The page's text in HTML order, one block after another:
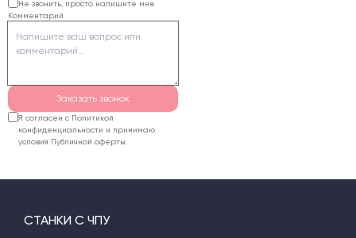
комплектацию и
рассчитают стоимость
поставки.
Не звонить, просто напишите мне
Комментарий
Заказать звонок
Я согласен с Политикой
конфиденциальности и принимаю
условия Публичной оферты.
СТАНКИ С ЧПУ